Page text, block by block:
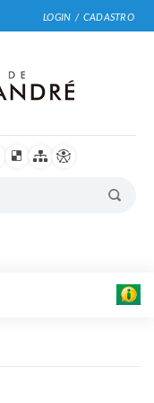
LOGIN / CADASTRO